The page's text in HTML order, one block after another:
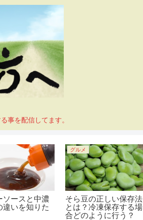
事を配信してます。
ソースと中濃
違いを知りた
グルメ
そら豆の正しい保存法
とは？冷凍保存する場
合どのように行う？